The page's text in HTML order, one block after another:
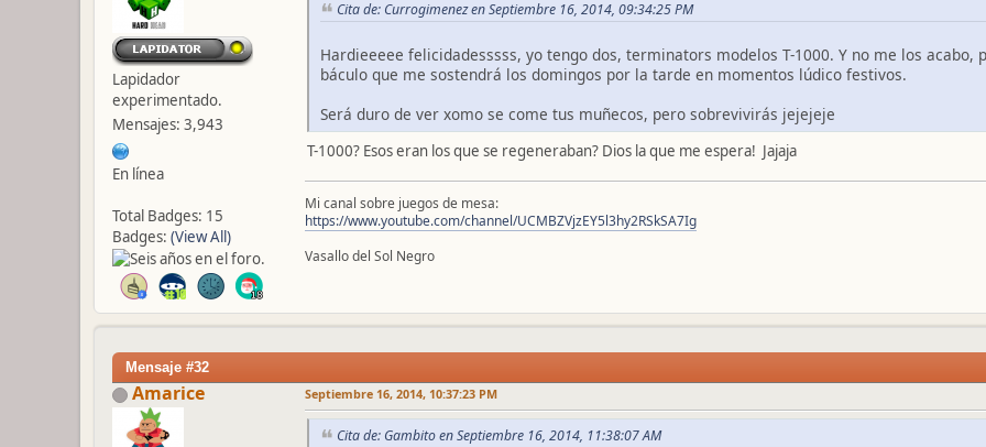
Lapidador
experimentado.
Mensajes: 3,943
En línea
Total Badges: 15
Badges: (View All)
Cita de: Currogimenez en Septiembre 16, 2014, 09:34:25 PM
Hardieeeee felicidadesssss, yo tengo dos, terminators modelos T-1000. Y no me los acabo,
báculo que me sostendrá los domingos por la tarde en momentos lúdico festivos.
Será duro de ver xomo se come tus muñecos, pero sobrevivirás jejejeje
T-1000? Esos eran los que se regeneraban? Dios la que me espera! Jajaja
Mi canal sobre juegos de mesa:
https://www.youtube.com/channel/UCMBZVjzEY5l3hy2RSkSA7Ig
Vasallo del Sol Negro
Mensaje #32
Amarice Septiembre 16, 2014, 10:37:23 PM
Cita de: Gambito en Septiembre 16, 2014, 11:38:07 AM